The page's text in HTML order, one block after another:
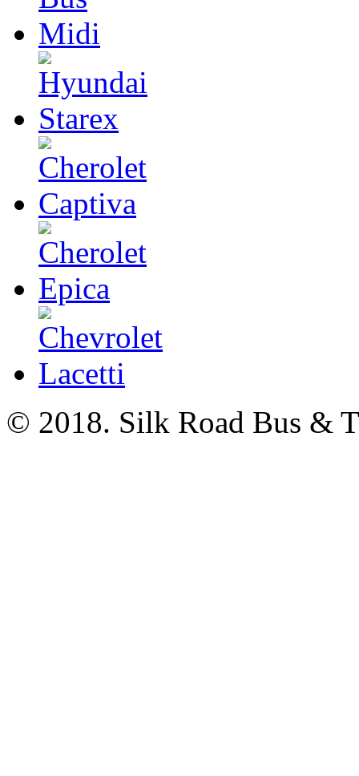
© 2018. Silk Road Bus &